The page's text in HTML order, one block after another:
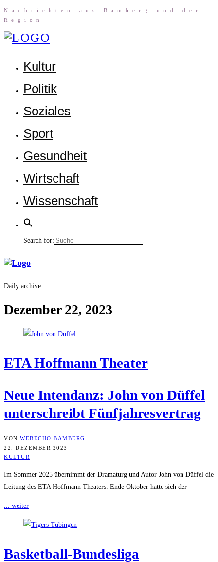
Nach­rich­ten aus Bam­berg und der
Region
Kul­tur
Poli­tik
Sozia­les
Sport
Gesund­heit
Wirt­schaft
Wis­sen­schaft
Search for:
Daily archive
Dezember 22, 2023
ETA Hoff­mann Theater
Neue Inten­danz: John von Düf­fel
unter­schreibt Fünfjahresvertrag
VON WEBECHO BAMBERG
22. DEZEMBER 2023
KULTUR
Im Sommer 2025 übernimmt der Dramaturg und Autor John von Düffel die
Leitung des ETA Hoffmann Theaters. Ende Oktober hatte sich der
... weiter
Bas­ket­ball-Bun­des­li­ga